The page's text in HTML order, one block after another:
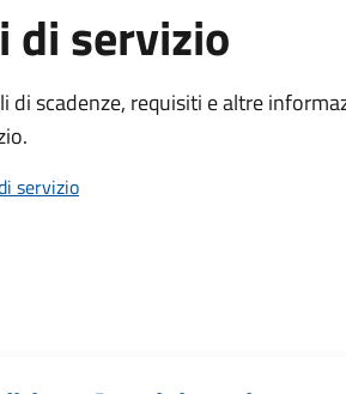
di servizio
di scadenze, requisiti e altre
servizio